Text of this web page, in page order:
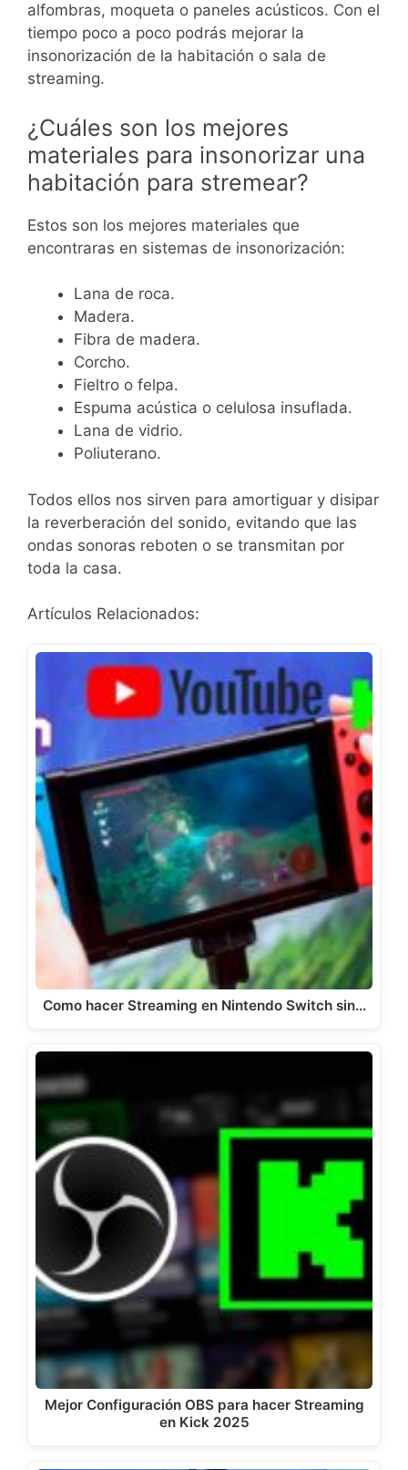
alfombras, moqueta o paneles acústicos. Con el
tiempo poco a poco podrás mejorar la
insonorización de la habitación o sala de
streaming.
¿Cuáles son los mejores
materiales para insonorizar una
habitación para stremear?
Estos son los mejores materiales que
encontraras en sistemas de insonorización:
Lana de roca.
Madera.
Fibra de madera.
Corcho.
Fieltro o felpa.
Espuma acústica o celulosa insuflada.
Lana de vidrio.
Poliuterano.
Todos ellos nos sirven para amortiguar y disipar
la reverberación del sonido, evitando que las
ondas sonoras reboten o se transmitan por
toda la casa.
Artículos Relacionados:
Como hacer Streaming en Nintendo Switch sin…
Mejor Configuración OBS para hacer Streaming
en Kick 2025